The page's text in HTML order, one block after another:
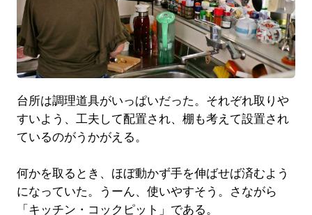
台所は調理道具がいっぱいだった。それぞれ取りや
すいよう、工夫して配置され、棚も考えて設置され
ているのがうかがえる。
何かを取るとき、ほぼ動かず手を伸ばせば済むよう
になっていた。うーん、使いやすそう。さながら
「キッチン・コックピット」である。